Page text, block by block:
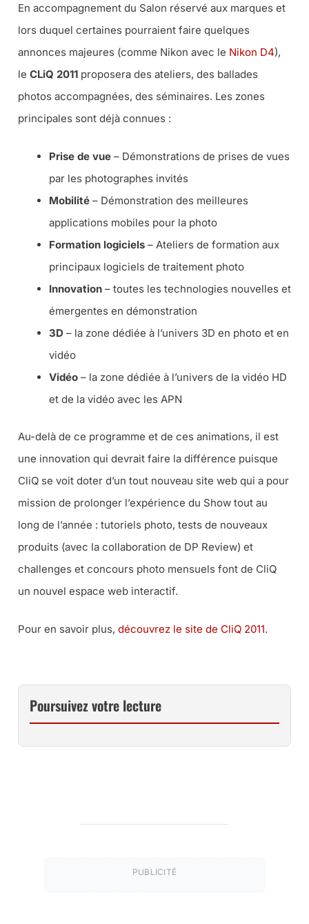
En accompagnement du Salon réservé aux marques et
lors duquel certaines pourraient faire quelques
annonces majeures (comme Nikon avec le Nikon D4),
le CLiQ 2011 proposera des ateliers, des ballades
photos accompagnées, des séminaires. Les zones
principales sont déjà connues :
Prise de vue – Démonstrations de prises de vues
par les photographes invités
Mobilité – Démonstration des meilleures
applications mobiles pour la photo
Formation logiciels – Ateliers de formation aux
principaux logiciels de traitement photo
Innovation – toutes les technologies nouvelles et
émergentes en démonstration
3D – la zone dédiée à l’univers 3D en photo et en
vidéo
Vidéo – la zone dédiée à l’univers de la vidéo HD
et de la vidéo avec les APN
Au-delà de ce programme et de ces animations, il est
une innovation qui devrait faire la différence puisque
CliQ se voit doter d’un tout nouveau site web qui a pour
mission de prolonger l’expérience du Show tout au
long de l’année : tutoriels photo, tests de nouveaux
produits (avec la collaboration de DP Review) et
challenges et concours photo mensuels font de CliQ
un nouvel espace web interactif.
Pour en savoir plus, découvrez le site de CliQ 2011.
Poursuivez votre lecture
PUBLICITÉ